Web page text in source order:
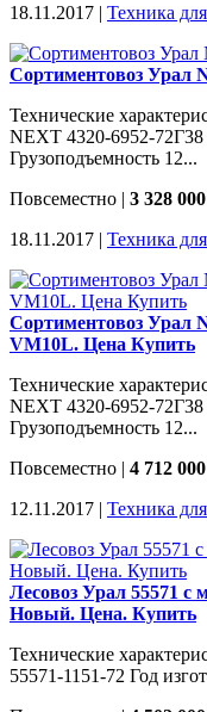
18.11.2017 | Техника
Сортиментовоз Урал
Технические
NEXT 4320-6952-
Грузоподъемность 12...
Повсеместно | 3 328 000
18.11.2017 | Техника
Сортиментовоз Урал
VM10L. Цена Купить
Технические
NEXT 4320-6952-
Грузоподъемность 12...
Повсеместно | 4 712 000
12.11.2017 | Техника
Лесовоз Урал 55571
Новый. Цена. Купить
Технические
55571-1151-72 Год